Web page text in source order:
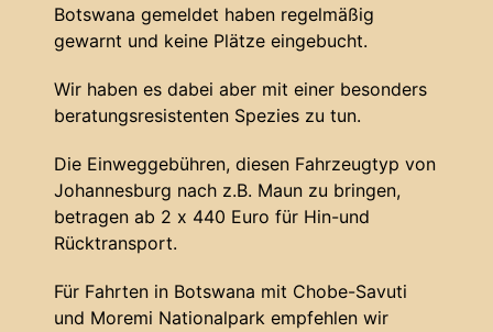
Botswana gemeldet haben regelmäßig
gewarnt und keine Plätze eingebucht.
Wir haben es dabei aber mit einer besonders
beratungsresistenten Spezies zu tun.
Die Einweggebühren, diesen Fahrzeugtyp von
Johannesburg nach z.B. Maun zu bringen,
betragen ab 2 x 440 Euro für Hin-und
Rücktransport.
Für Fahrten in Botswana mit Chobe-Savuti
und Moremi Nationalpark empfehlen wir